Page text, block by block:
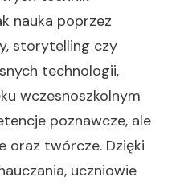
nauka poprzez
storytelling czy
technologii,
wczesnoszkolnym
poznawcze, ale
oraz twórcze. Dzięki
uczniowie